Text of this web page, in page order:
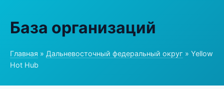
База организаций
Главная » Дальневосточный федеральный округ » Yellow
Hot Hub